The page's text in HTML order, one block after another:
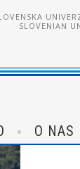
SLOVENIAN
O NAS